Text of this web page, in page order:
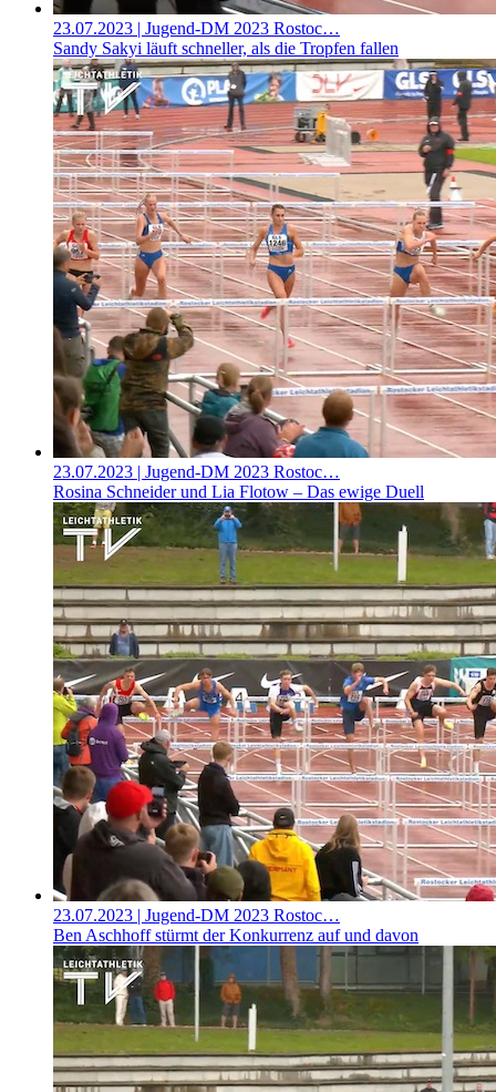
23.07.2023 | Jugend-DM 2023 Rostoc…
Sandy Sakyi läuft schneller, als die Tropfen fallen
23.07.2023 | Jugend-DM 2023 Rostoc…
Rosina Schneider und Lia Flotow – Das ewige Duell
23.07.2023 | Jugend-DM 2023 Rostoc…
Ben Aschhoff stürmt der Konkurrenz auf und davon